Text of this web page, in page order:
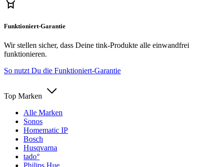
Funktioniert-Garantie
Wir stellen sicher, dass Deine tink-Produkte alle einwandfrei
funktionieren.
So nutzt Du die Funktioniert-Garantie
Top Marken
Alle Marken
Sonos
Homematic IP
Bosch
Husqvarna
tado°